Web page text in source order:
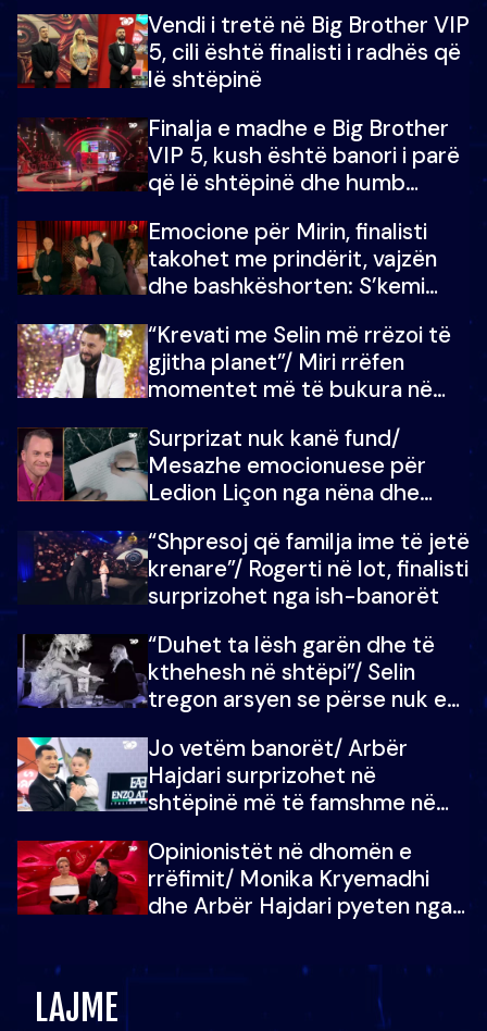
Vendi i tretë në Big Brother VIP
5, cili është finalisti i radhës që
lë shtëpinë
Finalja e madhe e Big Brother
VIP 5, kush është banori i parë
që lë shtëpinë dhe humb
çmimin e madh
Emocione për Mirin, finalisti
takohet me prindërit, vajzën
dhe bashkëshorten: S’kemi
“Krevati me Selin më rrëzoi të
gjitha planet”/ Miri rrëfen
momentet më të bukura në
mungojë zilja e mëngjesit kur…
Surprizat nuk kanë fund/
Mesazhe emocionuese për
Ledion Liçon nga nëna dhe
mban dot lotët: Nuk meritoj…
“Shpresoj që familja ime të jetë
krenare”/ Rogerti në lot, finalisti
surprizohet nga ish-banorët
“Duhet ta lësh garën dhe të
kthehesh në shtëpi”/ Selin
tregon arsyen se përse nuk e
çoja luftën time deri në fund
Jo vetëm banorët/ Arbër
Hajdari surprizohet në
shtëpinë më të famshme në
vajzën e tij
Opinionistët në dhomën e
rrëfimit/ Monika Kryemadhi
dhe Arbër Hajdari pyeten nga
zëvendësonit njëri-tjetrin?
LAJME